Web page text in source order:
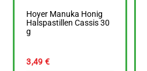
Hoyer Manuka Honig
Halspastillen Cassis 30
g
3,49 €